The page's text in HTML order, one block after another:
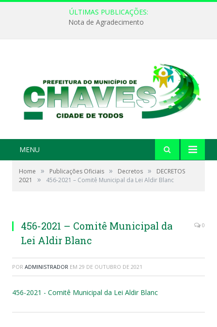
ÚLTIMAS PUBLICAÇÕES:
Nota de Agradecimento
MENU
Home » Publicações Oficiais » Decretos »
DECRETOS
2021
» 456-2021 – Comitê Municipal da Lei Aldir Blanc
456-2021 – Comitê Municipal da
Lei Aldir Blanc
0
POR ADMINISTRADOR EM 29 DE OUTUBRO DE 2021
456-2021 - Comitê Municipal da Lei Aldir Blanc